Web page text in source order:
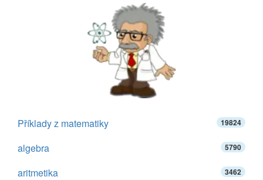
Příklady z matematiky 19824
algebra 5790
aritmetika 3462